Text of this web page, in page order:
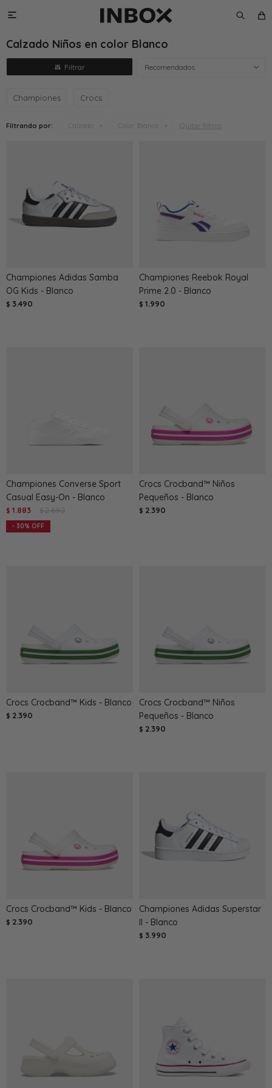

Calzado Niños en color Blanco
Recomendados
Championes Crocs
Filtrando por: Calzado Color: Blanco Quitar filtros
Championes Adidas Samba
OG Kids - Blanco
$ 3.490
Championes Reebok Royal
Prime 2.0 - Blanco
$ 1.990
Championes Converse Sport
Casual Easy-On - Blanco
$ 1.883 $ 2.690
30
Crocs Crocband™ Niños
Pequeños - Blanco
$ 2.390
Crocs Crocband™ Kids - Blanco
$ 2.390
Crocs Crocband™ Niños
Pequeños - Blanco
$ 2.390
Crocs Crocband™ Kids - Blanco
$ 2.390
Championes Adidas Superstar
II - Blanco
$ 3.990